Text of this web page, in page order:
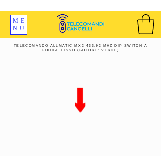
ME
NU
TELECOMANDO ALLMATIC MX2 433.92 MHZ DIP SWITCH A
CODICE FISSO (COLORE: VERDE)